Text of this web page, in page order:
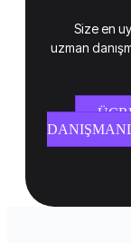
Size en
uzman